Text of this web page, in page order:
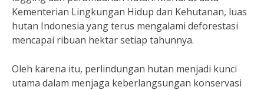
Kementerian Lingkungan Hidup dan Kehutanan, luas
hutan Indonesia yang terus mengalami deforestasi
mencapai ribuan hektar setiap tahunnya.
Oleh karena itu, perlindungan hutan menjadi kunci
utama dalam menjaga keberlangsungan konservasi